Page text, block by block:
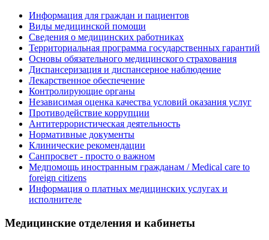
Информация для граждан и пациентов
Виды медицинской помощи
Сведения о медицинских работниках
Территориальная программа государственных гарантий
Основы обязательного медицинского страхования
Диспансеризация и диспансерное наблюдение
Лекарственное обеспечение
Контролирующие органы
Независимая оценка качества условий оказания услуг
Противодействие коррупции
Антитеррористическая деятельность
Нормативные документы
Клинические рекомендации
Санпросвет - просто о важном
Медпомощь иностранным гражданам / Medical care to
foreign citizens
Информация о платных медицинских услугах и
исполнителе
Медицинские отделения и кабинеты